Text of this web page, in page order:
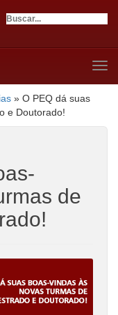
» O PEQ dá suas
e Doutorado!
de